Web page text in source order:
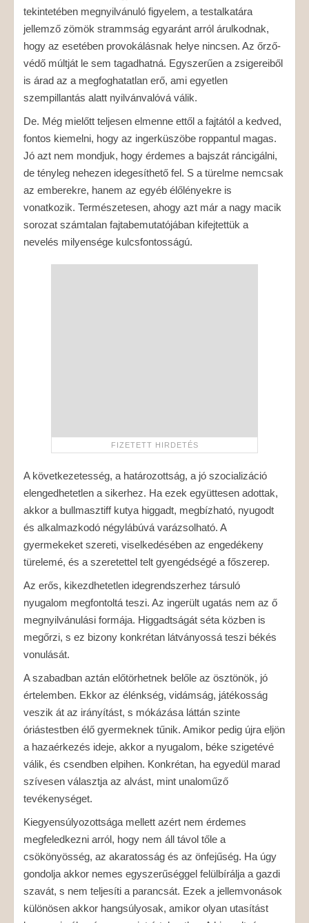
tekintetében megnyilvánuló figyelem, a testalkatára
jellemző zömök strammság egyaránt arról árulkodnak,
hogy az esetében provokálásnak helye nincsen. Az őrző-
védő múltját le sem tagadhatná. Egyszerűen a zsigereiből
is árad az a megfoghatatlan erő, ami egyetlen
szempillantás alatt nyilvánvalóvá válik.
De. Még mielőtt teljesen elmenne ettől a fajtától a kedved,
fontos kiemelni, hogy az ingerküszöbe roppantul magas.
Jó azt nem mondjuk, hogy érdemes a bajszát ráncigálni,
de tényleg nehezen idegesíthető fel. S a türelme nemcsak
az emberekre, hanem az egyéb élőlényekre is
vonatkozik. Természetesen, ahogy azt már a nagy macik
sorozat számtalan fajtabemutatójában kifejtettük a
nevelés milyensége kulcsfontosságú.
A következetesség, a határozottság, a jó szocializáció
elengedhetetlen a sikerhez. Ha ezek együttesen adottak,
akkor a bullmasztiff kutya higgadt, megbízható, nyugodt
és alkalmazkodó négylábúvá varázsolható. A
gyermekeket szereti, viselkedésében az engedékeny
türelemé, és a szeretettel telt gyengédségé a főszerep.
Az erős, kikezdhetetlen idegrendszerhez társuló
nyugalom megfontoltá teszi. Az ingerült ugatás nem az ő
megnyilvánulási formája. Higgadtságát séta közben is
megőrzi, s ez bizony konkrétan látványossá teszi békés
vonulását.
A szabadban aztán előtörhetnek belőle az ösztönök, jó
értelemben. Ekkor az élénkség, vidámság, játékosság
veszik át az irányítást, s mókázása láttán szinte
óriástestben élő gyermeknek tűnik. Amikor pedig újra eljön
a hazaérkezés ideje, akkor a nyugalom, béke szigetévé
válik, és csendben elpihen. Konkrétan, ha egyedül marad
szívesen választja az alvást, mint unaloműző
tevékenységet.
Kiegyensúlyozottsága mellett azért nem érdemes
megfeledkezni arról, hogy nem áll távol tőle a
csökönyösség, az akaratosság és az önfejűség. Ha úgy
gondolja akkor nemes egyszerűséggel felülbírálja a gazdi
szavát, s nem teljesíti a parancsát. Ezek a jellemvonások
különösen akkor hangsúlyosak, amikor olyan utasítást